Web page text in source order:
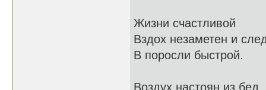
Жизни счастливой
Вздох незаметен и
В поросли быстрой.
Воздух настоян из бед